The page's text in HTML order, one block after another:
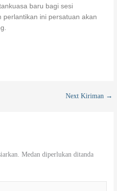
baru bagi sesi
ini persatuan akan
Next Kiriman →
Medan diperlukan ditanda